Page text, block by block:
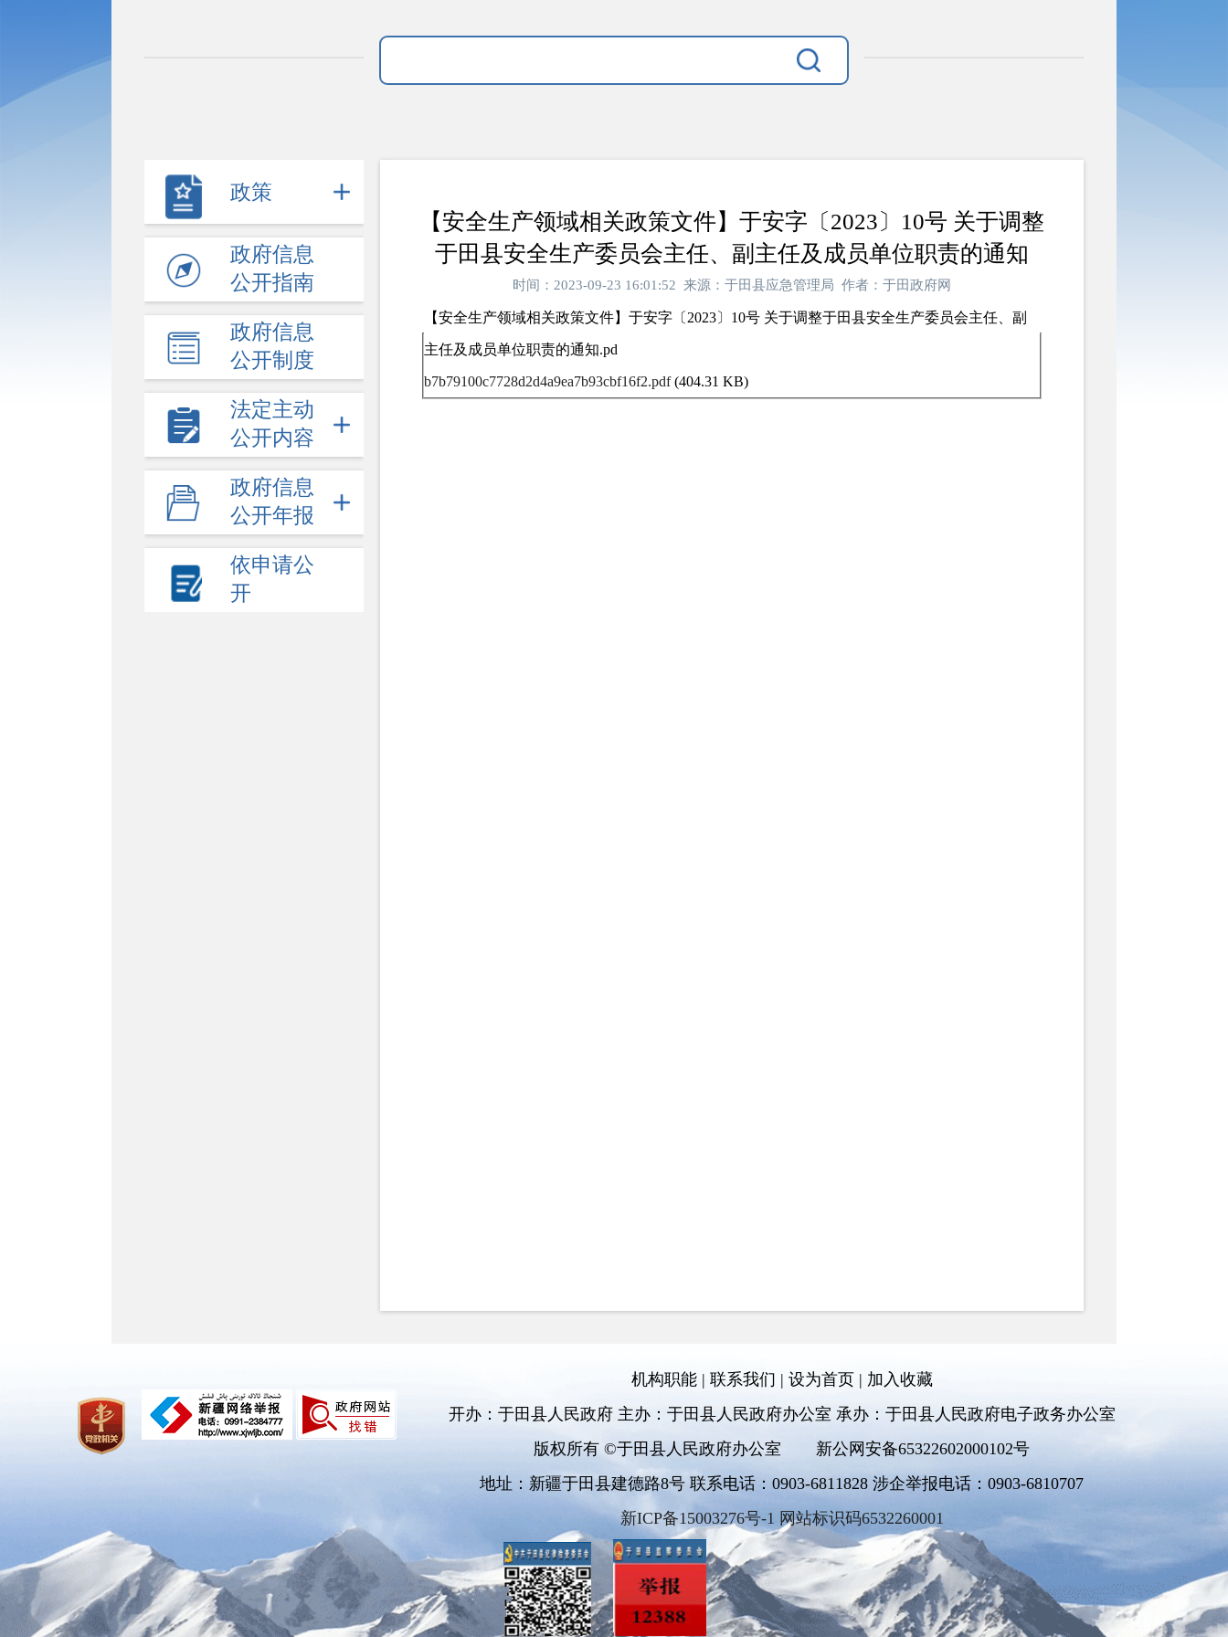
政策
政府信息
公开指南
政府信息
公开制度
法定主动
公开内容
政府信息
公开年报
依申请公
开
【安全生产领域相关政策文件】于安字〔2023〕10号 关于调整
于田县安全生产委员会主任、副主任及成员单位职责的通知
时间：2023-09-23 16:01:52 来源：于田县应急管理局 作者：于田政府网
【安全生产领域相关政策文件】于安字〔2023〕10号 关于调整于田县安全生产委员会主任、副
主任及成员单位职责的通知.pd
b7b79100c7728d2d4a9ea7b93cbf16f2.pdf(404.31 KB)
机构职能| 联系我们 | 设为首页| 加入收藏
开办：于田县人民政府 主办：于田县人民政府办公室 承办：于田县人民政府电子政务办公室
版权所有 ©于田县人民政府办公室
新公网安备65322602000102号
地址：新疆于田县建德路8号 联系电话：0903-6811828 涉企举报电话：0903-6810707
新ICP备15003276号-1 网站标识码6532260001